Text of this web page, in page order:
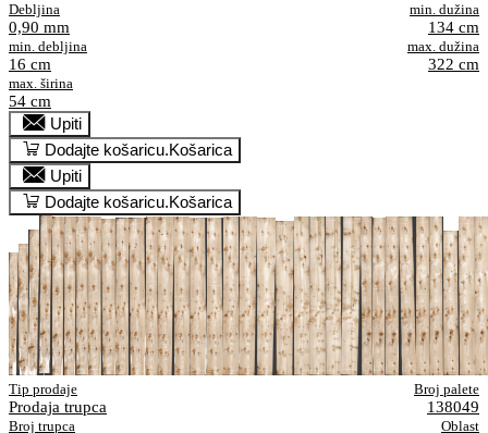
Debljina
0,90 mm
min. dužina
134 cm
min. debljina
16 cm
max. dužina
322 cm
max. širina
54 cm
Upiti
Dodajte košaricu.Košarica
Upiti
Dodajte košaricu.Košarica
Tip prodaje
Prodaja trupca
Broj palete
138049
Broj trupca Oblast